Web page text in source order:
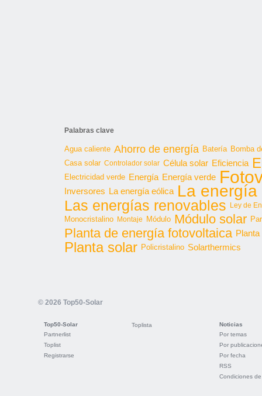
Palabras clave
Agua caliente Ahorro de energía Batería Bomba
Casa solar Controlador solar Célula solar Eficiencia
Electricidad verde Energía Energía verde
Inversores La energía eólica La energía
Las energías renovables Ley de
Monocristalino Montaje Módulo Módulo solar
Planta de energía fotovoltaica
Planta solar Policristalino Solarthermics
© 2026 Top50-Solar
Top50-Solar
Partnerlist
Toplist
Registrarse
Toplista
Noticias
Por temas
Por
Por fecha
RSS
Condiciones